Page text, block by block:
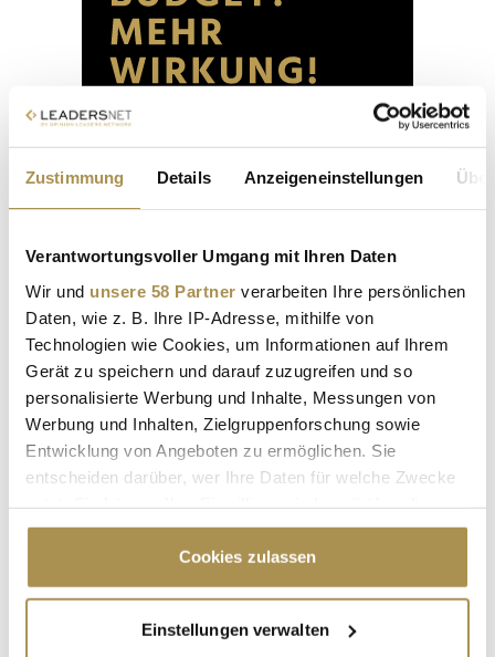
Zustimmung Details Anzeigeneinstellungen
Verantwortungsvoller Umgang mit Ihren Daten
Wir und unsere 58 Partner verarbeiten Ihre persönlichen
Daten, wie z. B. Ihre IP-Adresse, mithilfe von
Technologien wie Cookies, um Informationen auf Ihrem
Gerät zu speichern und darauf zuzugreifen und so
personalisierte Werbung und Inhalte, Messungen von
Werbung und Inhalten, Zielgruppenforschung sowie
Entwicklung von Angeboten zu ermöglichen. Sie
entscheiden darüber, wer Ihre Daten für welche Zwecke
Cookie-Erklärung oder durch Klicken auf das Privacy
Trigger Symbol ändern oder widerrufen
Informationen über Ihre geografische Lage
Cookies zulassen
Einstellungen verwalten